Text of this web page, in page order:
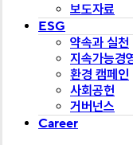
보도자료
ESG
약속과 실천
지속가능경
환경 캠페인
사회공헌
거버넌스
Career